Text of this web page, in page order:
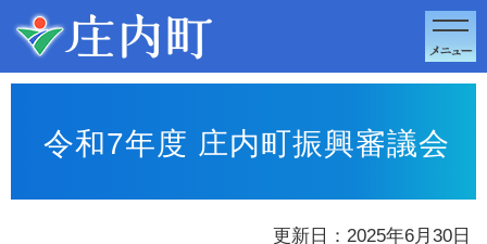
このページの本文へ移動
令和7年度 庄内町振興審議会
更新日：2025年6月30日